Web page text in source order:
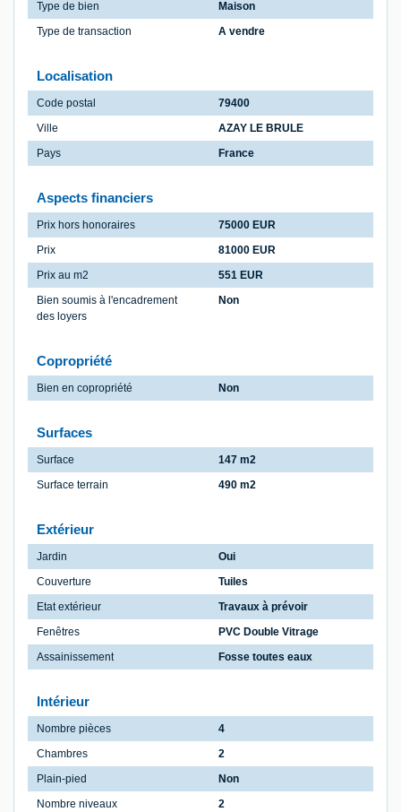
Type de bien
Maison
Type de transaction
A vendre
Localisation
Code postal
79400
Ville
AZAY LE BRULE
Pays
France
Aspects financiers
Prix hors honoraires
75000 EUR
Prix
81000 EUR
Prix au m2
551 EUR
Bien soumis à l'encadrement
des loyers
Non
Copropriété
Bien en copropriété Non
Surfaces
Surface
147 m2
Surface terrain
490 m2
Extérieur
Jardin
Oui
Couverture
Tuiles
Etat extérieur
Travaux à prévoir
Fenêtres
PVC Double Vitrage
Assainissement
Fosse toutes eaux
Intérieur
Nombre pièces
4
Chambres
2
Plain-pied
Non
Nombre niveaux
2